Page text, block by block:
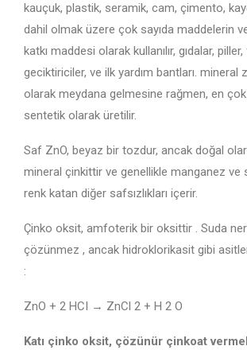
kauçuk, plastik, seramik, cam, çimento,
dahil olmak üzere çok sayıda maddelerin
katkı maddesi olarak kullanılır, gıdalar,
geciktiriciler, ve ilk yardım bantları. mineral
olarak meydana gelmesine rağmen, en
sentetik olarak üretilir.
Saf ZnO, beyaz bir tozdur, ancak doğal
mineral çinkittir ve genellikle manganez ve
renk katan diğer safsızlıkları içerir.
Çinko oksit, amfoterik bir oksittir . Suda
çözünmez , ancak hidroklorikasit gibi
:
ZnO + 2 HCI → ZnCl 2 + H 2 O
Katı çinko oksit, çözünür çinkoat